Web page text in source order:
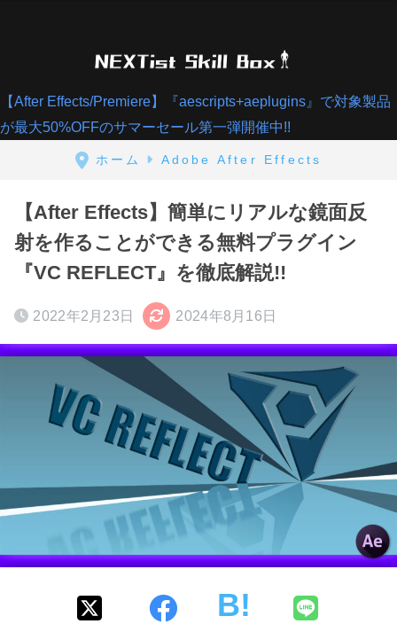
【After Effects/Premiere】『aescripts+aeplugins』で対象製品
が最大50%OFFのサマーセール第一弾開催中!!
ホーム Adobe After Effects
【After Effects】簡単にリアルな鏡面反
射を作ることができる無料プラグイン
『VC REFLECT』を徹底解説!!
2022年2月23日 2024年8月16日